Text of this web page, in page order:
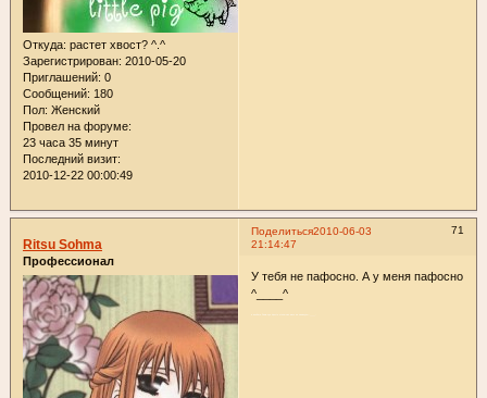
Откуда: растет хвост? ^.^
Зарегистрирован: 2010-05-20
Приглашений: 0
Сообщений: 180
Пол: Женский
Провел на форуме:
23 часа 35 минут
Последний визит:
2010-12-22 00:00:49
Поделиться 71
2010-06-03
21:14:47
Ritsu Sohma
Профессионал
У тебя не пафосно. А у меня пафосно
^____^